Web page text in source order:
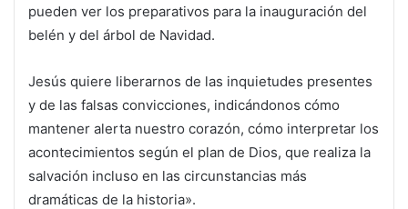
pueden ver los preparativos para la inauguración del
belén y del árbol de Navidad.
Jesús quiere liberarnos de las inquietudes presentes
y de las falsas convicciones, indicándonos cómo
mantener alerta nuestro corazón, cómo interpretar los
acontecimientos según el plan de Dios, que realiza la
salvación incluso en las circunstancias más
dramáticas de la historia».